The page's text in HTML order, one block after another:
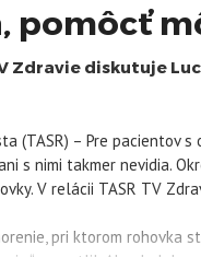
pomôcť
Zdravie diskutuje
(TASR) – Pre pacientov
s nimi takmer nevidia.
V relácii TASR TV
pri ktorom rohovka